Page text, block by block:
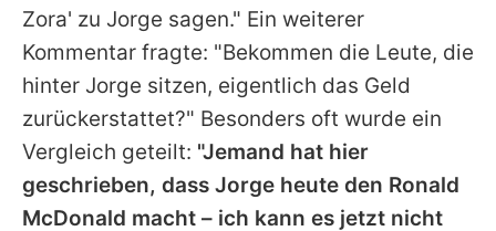
Zora' zu Jorge sagen." Ein weiterer
Kommentar fragte: "Bekommen die Leute, die
hinter Jorge sitzen, eigentlich das Geld
zurückerstattet?" Besonders oft wurde ein
Vergleich geteilt: "Jemand hat hier
geschrieben, dass Jorge heute den Ronald
McDonald macht – ich kann es jetzt nicht